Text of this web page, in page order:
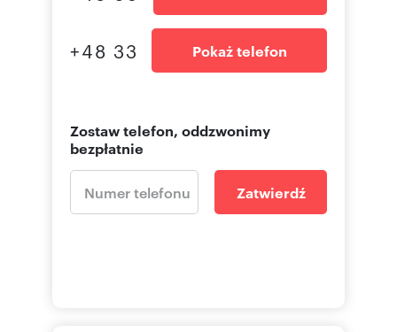
+48 33 Pokaż telefon
Zostaw telefon, oddzwonimy
bezpłatnie
Zatwierdź